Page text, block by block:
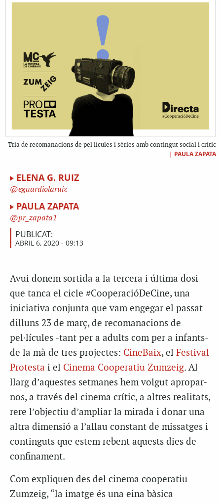
Tria de recomanacions de pel·lícules i sèries amb contingut social i crític
| PAULA ZAPATA
ELENA G. RUIZ
eguardiolaruiz
PAULA ZAPATA
pr_zapata1
PUBLICAT:
ABRIL 6, 2020 - 09:13
Avui donem sortida a la tercera i última dosi
que tanca el cicle #CooperacióDeCine, una
iniciativa conjunta que vam engegar el passat
dilluns 23 de març, de recomanacions de
pel·lícules -tant per a adults com per a infants-
de la mà de tres projectes: CineBaix, el Festival
Protesta i el Cinema Cooperatiu Zumzeig. Al
llarg d’aquestes setmanes hem volgut apropar-
nos, a través del cinema crític, a altres realitats,
rere l’objectiu d’ampliar la mirada i donar una
altra dimensió a l’allau constant de missatges i
continguts que estem rebent aquests dies de
confinament.
Com expliquen des del cinema cooperatiu
Zumzeig, “la imatge és una eina bàsica